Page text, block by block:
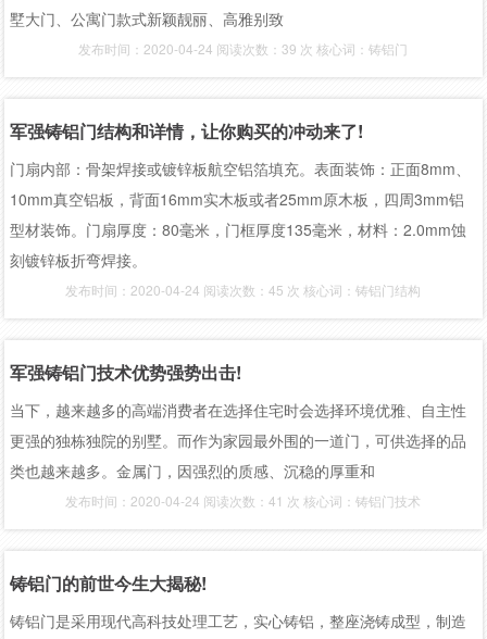
墅大门、公寓门款式新颖靓丽、高雅别致
发布时间：2020-04-24 阅读次数：39 次 核心词：铸铝门
军强铸铝门结构和详情，让你购买的冲动来了!
门扇内部：骨架焊接或镀锌板航空铝箔填充。表面装饰：正面8mm、
10mm真空铝板，背面16mm实木板或者25mm原木板，四周3mm铝
型材装饰。门扇厚度：80毫米，门框厚度135毫米，材料：2.0mm蚀
刻镀锌板折弯焊接。
发布时间：2020-04-24 阅读次数：45 次 核心词：铸铝门结构
军强铸铝门技术优势强势出击!
当下，越来越多的高端消费者在选择住宅时会选择环境优雅、自主性
更强的独栋独院的别墅。而作为家园最外围的一道门，可供选择的品
类也越来越多。金属门，因强烈的质感、沉稳的厚重和
发布时间：2020-04-24 阅读次数：41 次 核心词：铸铝门技术
铸铝门的前世今生大揭秘!
铸铝门是采用现代高科技处理工艺，实心铸铝，整座浇铸成型，制造